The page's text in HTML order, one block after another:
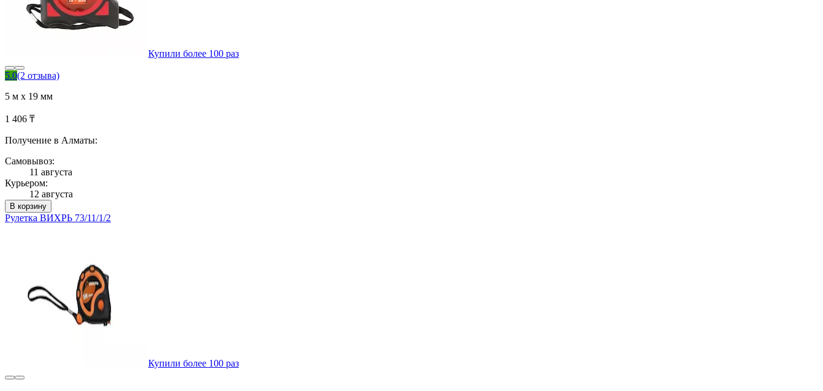
Купили более 100 раз
5.0(2 отзыва)
5 м х 19 мм
1 406 ₸
Получение в Алматы:
Самовывоз:
11 августа
Курьером:
12 августа
В корзину
Рулетка ВИХРЬ 73/11/1/2
Купили более 100 раз